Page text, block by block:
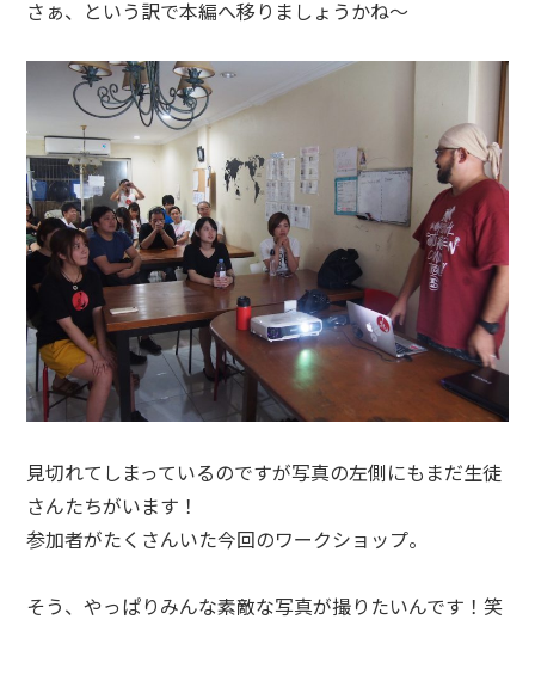
さぁ、という訳で本編へ移りましょうかね〜
見切れてしまっているのですが写真の左側にもまだ生徒
さんたちがいます！
参加者がたくさんいた今回のワークショップ。
そう、やっぱりみんな素敵な写真が撮りたいんです！笑